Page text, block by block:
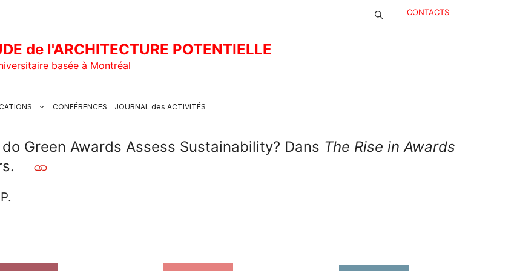
CONTACTS
de l'ARCHITECTURE POTENTIELLE
basée à Montréal
CONFÉRENCES JOURNAL des ACTIVITÉS
Green Awards Assess Sustainability? Dans The Rise in Awards